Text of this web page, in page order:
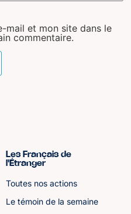
mail et mon site dans le
commentaire.
Les Français de
l'Étranger
Toutes nos actions
Le témoin de la semaine